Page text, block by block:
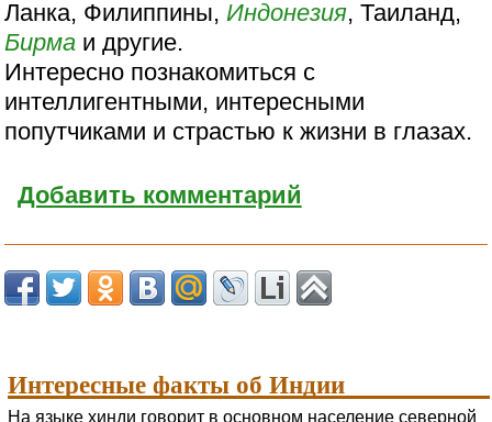
Ланка, Филиппины,Индонезия, Таиланд,
Бирма и другие.
Интересно познакомиться с
интеллигентными, интересными
попутчиками и страстью к жизни в глазах.
Добавить комментарий
Интересные факты об Индии
На языке хинди говорит в основном население северной